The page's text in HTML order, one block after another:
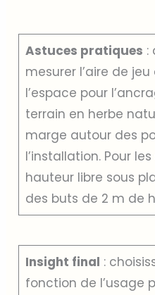
Astuces pratiques :
mesurer l’aire de
l’espace pour
terrain en herbe
marge autour des
l’installation. Pour
hauteur libre sous
des buts de 2 m de
Insight final :
fonction de l’usage